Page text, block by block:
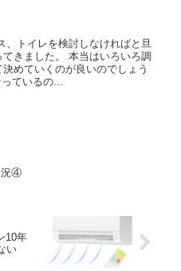
トイレを検討しなければと旦
きました。 本当はいろいろ調
めていくのが良いのでしょう
ているの...
況④
10年
い